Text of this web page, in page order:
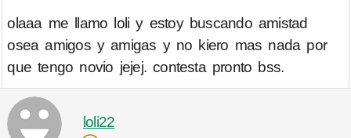
olaaa me llamo loli y estoy buscando amistad
osea amigos y amigas y no kiero mas nada por
que tengo novio jejej. contesta pronto bss.
loli22